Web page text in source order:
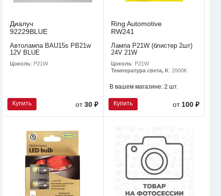
Диалуч
92229BLUE
Автолампа BAU15s PB21w
12V BLUE
Цоколь: P21W
Купить от30 ₽
Ring Automotive
RW241
Лампа P21W (блистер 2шт)
24V 21W
Цоколь: P21W
Температура света, K: 2000K
В вашем магазине: 2 шт.
Купить от100 ₽